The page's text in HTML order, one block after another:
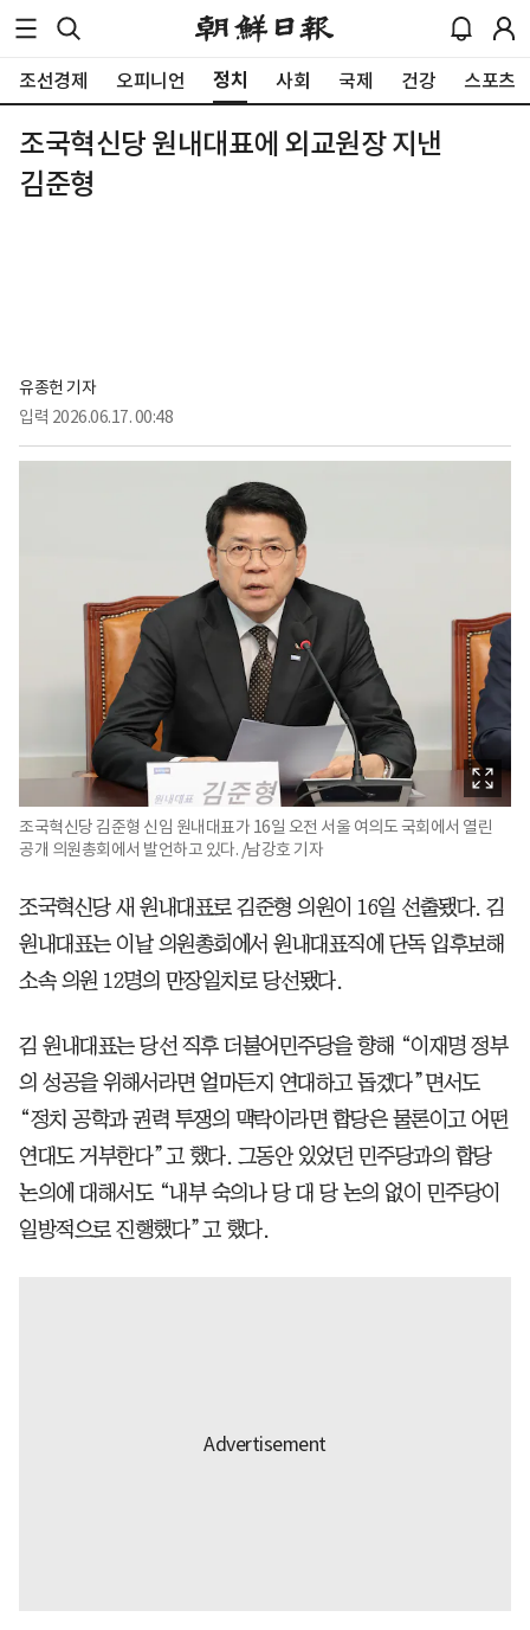
조선경제 오피니언 정치 사회 국제 건강 스포츠
조국혁신당 원내대표에 외교원장 지낸
김준형
유종헌 기자
입력 2026.06.17. 00:48
조국혁신당 김준형 신임 원내대표가 16일 오전 서울 여의도 국회에서 열린
공개 의원총회에서 발언하고 있다. /남강호 기자
조국혁신당 새 원내대표로 김준형 의원이 16일 선출됐다. 김
원내대표는 이날 의원총회에서 원내대표직에 단독 입후보해
소속 의원 12명의 만장일치로 당선됐다.
김 원내대표는 당선 직후 더불어민주당을 향해 “이재명 정부
의 성공을 위해서라면 얼마든지 연대하고 돕겠다”면서도
“정치 공학과 권력 투쟁의 맥락이라면 합당은 물론이고 어떤
연대도 거부한다”고 했다. 그동안 있었던 민주당과의 합당
논의에 대해서도 “내부 숙의나 당 대 당 논의 없이 민주당이
일방적으로 진행했다”고 했다.